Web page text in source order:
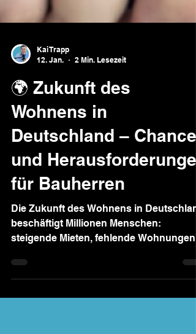
12. Jan.
2 Min. Lesezeit
🌍 Zukunft des
Wohnens in
Deutschland –
und
für Bauherren
Die Zukunft des Wohnens in
beschäftigt Millionen Menschen:
steigende Mieten, fehlende Wohnungen